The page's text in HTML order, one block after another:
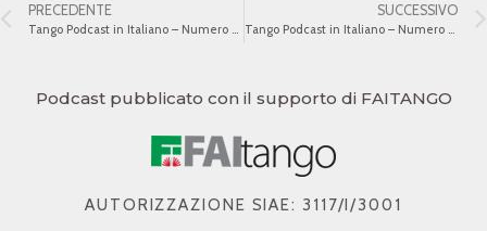
PRECEDENTE SUCCESSIVO
Podcast pubblicato con il supporto di FAITANGO
AUTORIZZAZIONE SIAE: 3117/I/3001